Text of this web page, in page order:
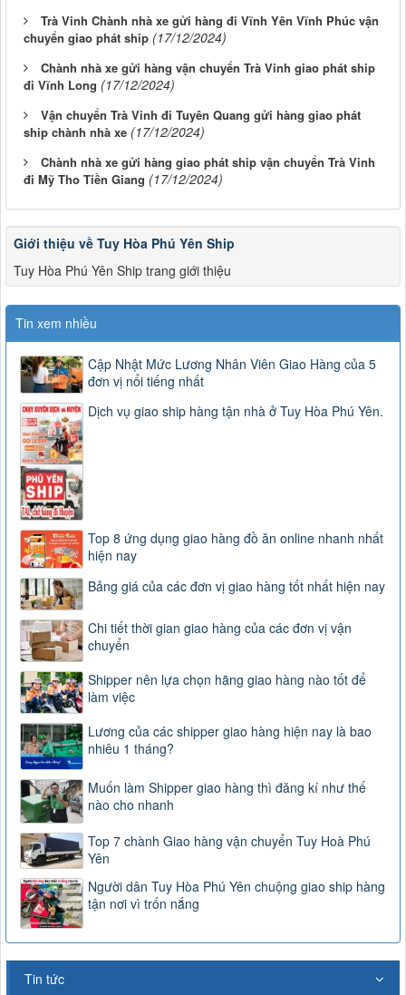
Trà Vinh Chành nhà xe gửi hàng đi Vĩnh Yên Vĩnh Phúc vận
chuyển giao phát ship (17/12/2024)
Chành nhà xe gửi hàng vận chuyển Trà Vinh giao phát ship
đi Vĩnh Long (17/12/2024)
Vận chuyển Trà Vinh đi Tuyên Quang gửi hàng giao phát
ship chành nhà xe (17/12/2024)
Chành nhà xe gửi hàng giao phát ship vận chuyển Trà Vinh
đi Mỹ Tho Tiền Giang (17/12/2024)
Giới thiệu về Tuy Hòa Phú Yên Ship
Tuy Hòa Phú Yên Ship trang giới thiệu
Tin xem nhiều
Cập Nhật Mức Lương Nhân Viên Giao Hàng của 5
đơn vị nổi tiếng nhất
Dịch vụ giao ship hàng tận nhà ở Tuy Hòa Phú Yên.
Top 8 ứng dụng giao hàng đồ ăn online nhanh nhất
hiện nay
Bảng giá của các đơn vị giao hàng tốt nhất hiện nay
Chi tiết thời gian giao hàng của các đơn vị vận
chuyển
Shipper nên lựa chọn hãng giao hàng nào tốt để
làm việc
Lương của các shipper giao hàng hiện nay là bao
nhiêu 1 tháng?
Muốn làm Shipper giao hàng thì đăng kí như thế
nào cho nhanh
Top 7 chành Giao hàng vận chuyển Tuy Hoà Phú
Yên
Người dân Tuy Hòa Phú Yên chuộng giao ship hàng
tận nơi vì trốn nắng
Tin tức